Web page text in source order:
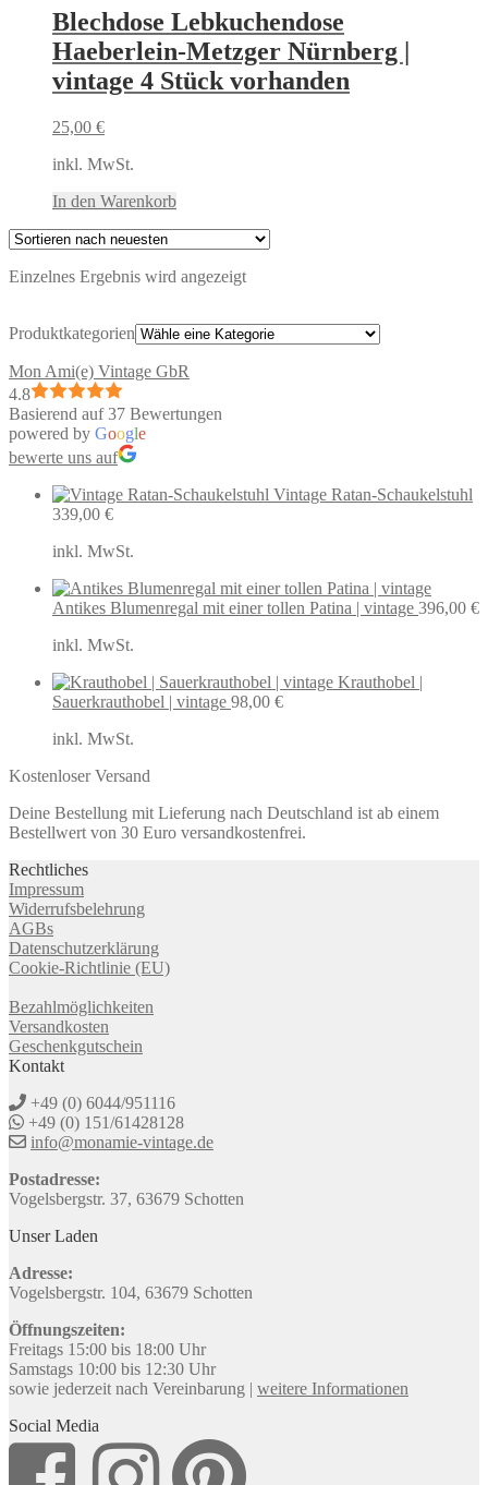
Blechdose Lebkuchendose
Haeberlein-Metzger Nürnberg |
vintage 4 Stück vorhanden
25,00 €
inkl. MwSt.
In den Warenkorb
Einzelnes Ergebnis wird angezeigt
Produktkategorien
Mon Ami(e) Vintage GbR
4.8
Basierend auf 37 Bewertungen
powered by Google
bewerte uns auf
Vintage Ratan-Schaukelstuhl
339,00 €
inkl. MwSt.
Antikes Blumenregal mit einer tollen Patina | vintage 396,00 €
inkl. MwSt.
Krauthobel |
Sauerkrauthobel | vintage 98,00 €
inkl. MwSt.
Kostenloser Versand
Deine Bestellung mit Lieferung nach Deutschland ist ab einem
Bestellwert von 30 Euro versandkostenfrei.
Rechtliches
Impressum
Widerrufsbelehrung
AGBs
Datenschutzerklärung
Cookie-Richtlinie (EU)
Bezahlmöglichkeiten
Versandkosten
Geschenkgutschein
Kontakt
+49 (0) 6044/951116
+49 (0) 151/61428128
info@monamie-vintage.de
Postadresse:
Vogelsbergstr. 37, 63679 Schotten
Unser Laden
Adresse:
Vogelsbergstr. 104, 63679 Schotten
Öffnungszeiten:
Freitags 15:00 bis 18:00 Uhr
Samstags 10:00 bis 12:30 Uhr
sowie jederzeit nach Vereinbarung | weitere Informationen
Social Media